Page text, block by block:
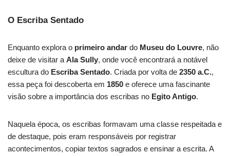
O Escriba Sentado
Enquanto explora o primeiro andar do Museu do Louvre, não
deixe de visitar a Ala Sully, onde você encontrará a notável
escultura do Escriba Sentado. Criada por volta de 2350 a.C.,
essa peça foi descoberta em 1850 e oferece uma fascinante
visão sobre a importância dos escribas no Egito Antigo.
Naquela época, os escribas formavam uma classe respeitada e
de destaque, pois eram responsáveis por registrar
acontecimentos, copiar textos sagrados e ensinar a escrita. A